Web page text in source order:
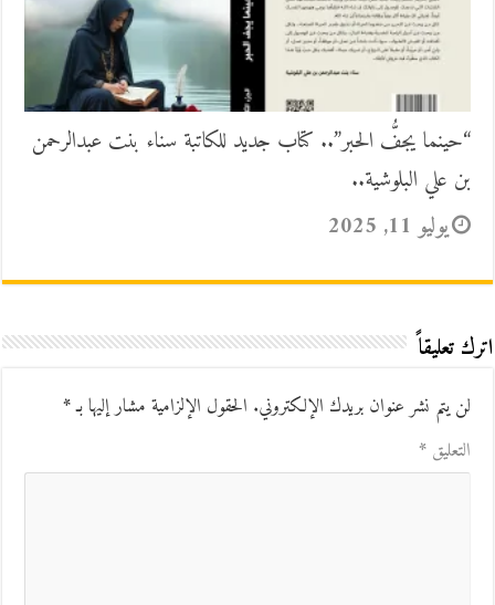
“حينما يجفُّ الحبر”.. كتاب جديد للكاتبة سناء بنت عبدالرحمن
بن علي البلوشية..
يوليو 11, 2025
اترك تعليقاً
لن يتم نشر عنوان بريدك الإلكتروني. الحقول الإلزامية مشار إليها بـ*
التعليق*